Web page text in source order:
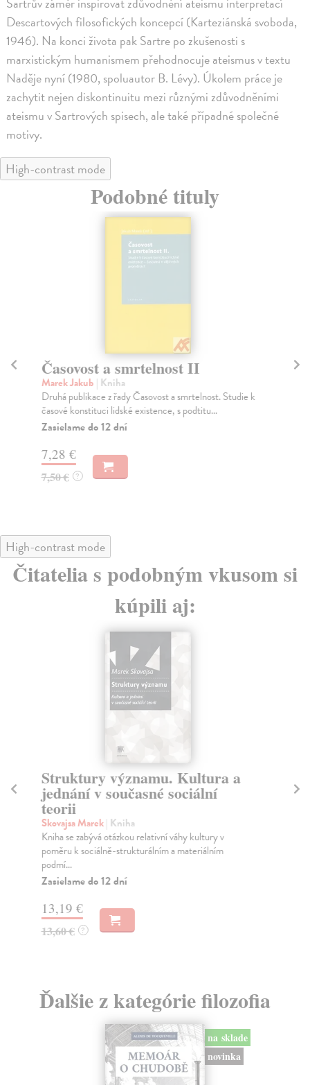
Descartových filosofických koncepcí (Karteziánská svoboda,
1946). Na konci života pak Sartre po zkušenosti s
marxistickým humanismem přehodnocuje ateismus v textu
Naděje nyní (1980, spoluautor B. Lévy). Úkolem práce je
zachytit nejen diskontinuitu mezi různými zdůvodněními
ateismu v Sartrových spisech, ale také případné společné
motivy.
High-contrast mode
Podobné tituly
Časovost a smrtelnost II
Marek Jakub | Kniha
Druhá publikace z řady Časovost a smrtelnost. Studie k
časové konstituci lidské existence, s podtitu...
Zasielame do 12 dní
7,28 €
7,50 € ?
High-contrast mode
Čitatelia s podobným vkusom si
kúpili aj:
Struktury významu. Kultura a
jednání v současné sociální
teorii
Skovajsa Marek| Kniha
Kniha se zabývá otázkou relativní váhy kultury v
poměru k sociálně-strukturálním a materiálním
podmí...
Zasielame do 12 dní
13,19 €
13,60 € ?
Ďalšie z kategórie filozofia
na sklade
novinka